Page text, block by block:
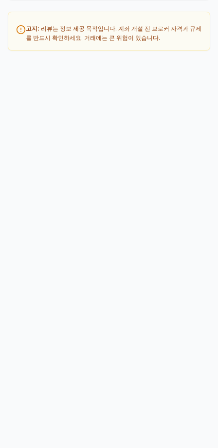
고지: 리뷰는 정보 제공 목적입니다. 계좌 개설 전 브로커 자격과 규제
를 반드시 확인하세요. 거래에는 큰 위험이 있습니다.